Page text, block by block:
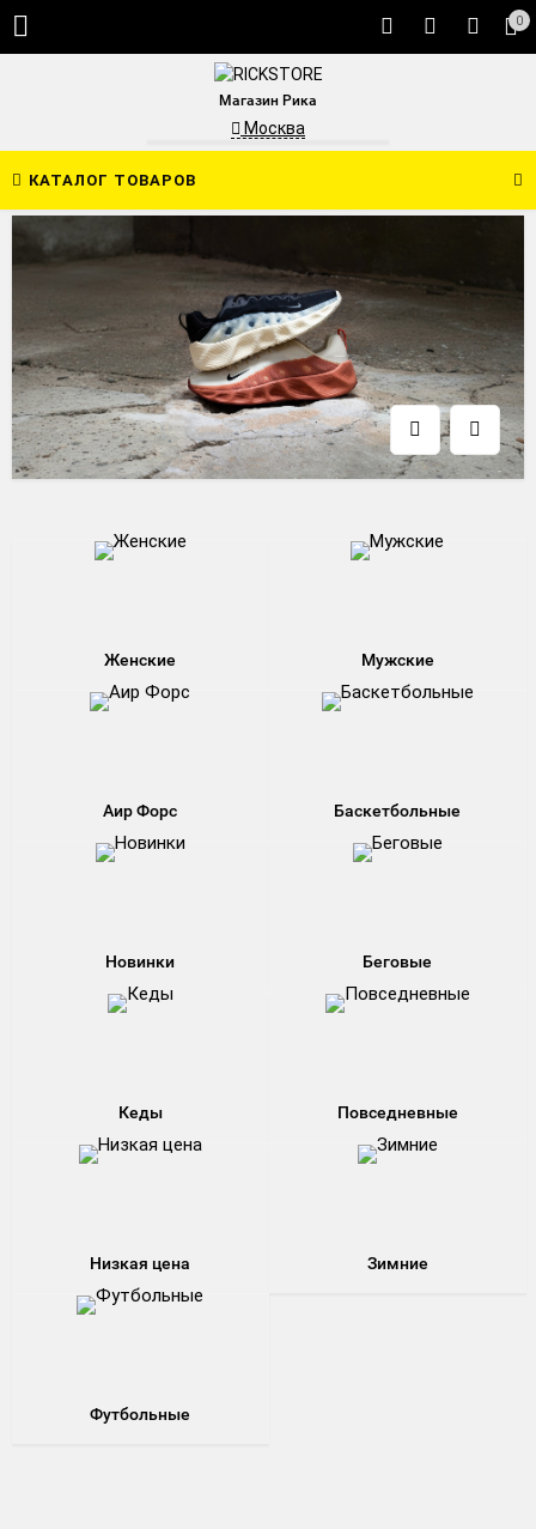
0
Магазин Рика
Москва
КАТАЛОГ ТОВАРОВ
Женские Мужские
Аир Форс Баскетбольные
Новинки Беговые
Кеды Повседневные
Низкая цена Зимние
Футбольные